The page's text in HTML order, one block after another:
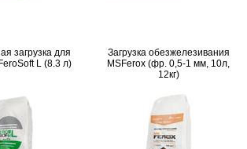
загрузка для
L (8.3 л)
Загрузка обезжелезивания
MSFerox (фр. 0,5-1 мм, 10л,
12кг)